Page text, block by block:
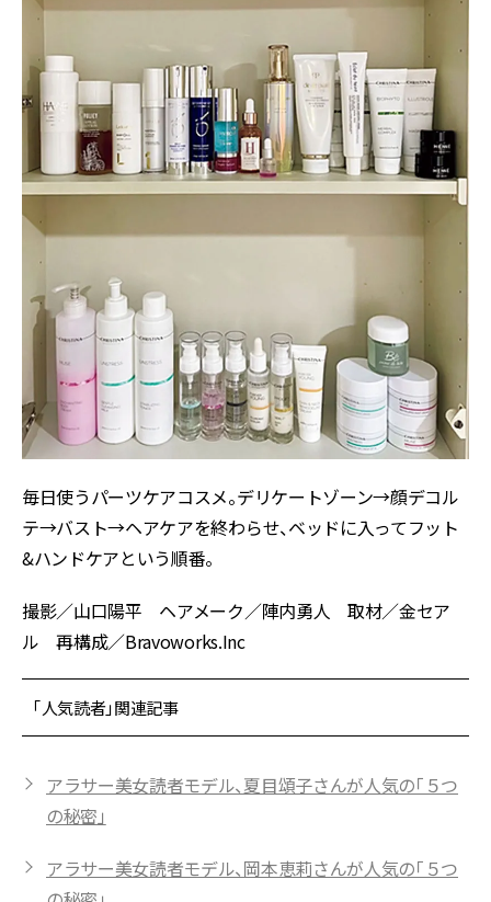
毎日使うパーツケアコスメ。デリケートゾーン→顔デコル
テ→バスト→ヘアケアを終わらせ、ベッドに入ってフット
&ハンドケアという順番。
撮影／山口陽平 ヘアメーク／陣内勇人 取材／金セア
ル 再構成／Bravoworks.Inc
「人気読者」関連記事
アラサー美女読者モデル、夏目頌子さんが人気の「５つ
の秘密」
アラサー美女読者モデル、岡本恵莉さんが人気の「５つ